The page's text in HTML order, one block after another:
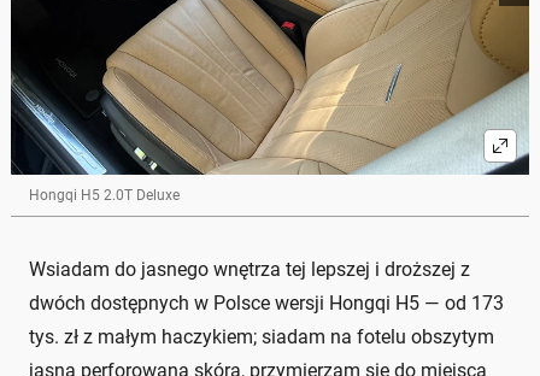
Hongqi H5 2.0T Deluxe
Wsiadam do jasnego wnętrza tej lepszej i droższej z
dwóch dostępnych w Polsce wersji Hongqi H5 — od 173
tys. zł z małym haczykiem; siadam na fotelu obszytym
jasną perforowaną skórą, przymierzam się do miejsca